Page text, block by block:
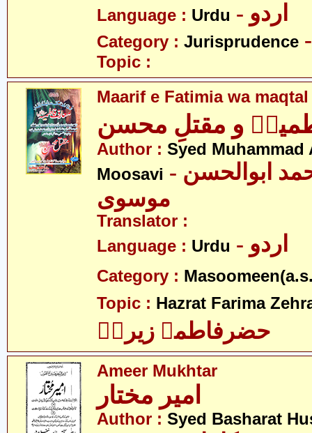
Language : Urdu - اردو
Category : Jurisprudence
Topic :
Maarif e Fatimia wa
و مقتلِ محسن
Author : Syed Muhammad
Moosavi - سید محمد ابوالحسن
موسوی
Translator :
Language : Urdu - اردو
Category :
Topic : Hazrat Farima
حضرفاطمہ زیراؑ
Ameer Mukhtar
امیر مختار
Author : Syed Basharat